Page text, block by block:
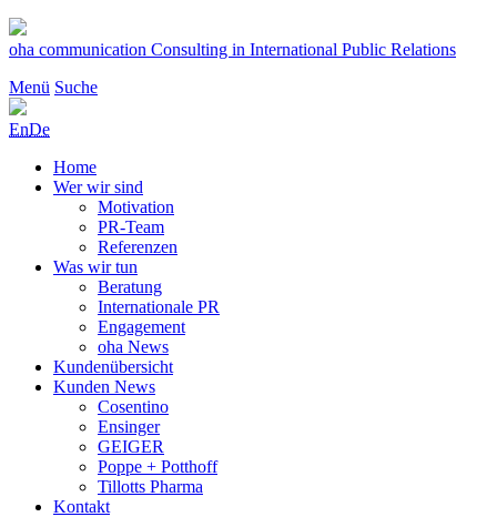
Zum
Inhalt
oha communication Consulting in International Public Relations
Menü Suche
EnDe
Home
Wer wir sind
Motivation
PR-Team
Referenzen
Was wir tun
Beratung
Internationale PR
Engagement
oha News
Kundenübersicht
Kunden News
Cosentino
Ensinger
GEIGER
Poppe + Potthoff
Tillotts Pharma
Kontakt